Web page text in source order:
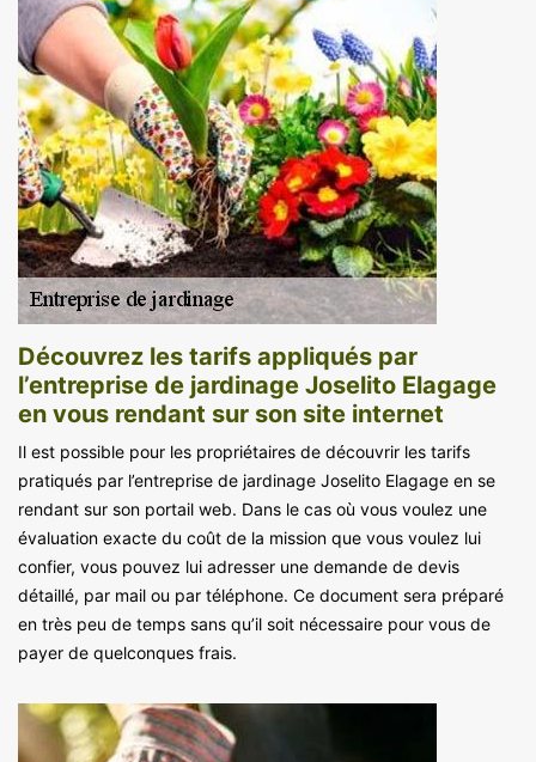
Découvrez les tarifs appliqués par
l’entreprise de jardinage Joselito Elagage
en vous rendant sur son site internet
Il est possible pour les propriétaires de découvrir les tarifs
pratiqués par l’entreprise de jardinage Joselito Elagage en se
rendant sur son portail web. Dans le cas où vous voulez une
évaluation exacte du coût de la mission que vous voulez lui
confier, vous pouvez lui adresser une demande de devis
détaillé, par mail ou par téléphone. Ce document sera préparé
en très peu de temps sans qu’il soit nécessaire pour vous de
payer de quelconques frais.